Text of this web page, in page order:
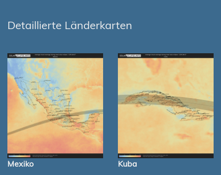
Detaillierte Länderkarten
Mexiko Kuba